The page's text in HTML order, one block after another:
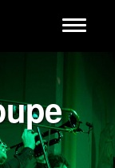
Toggle